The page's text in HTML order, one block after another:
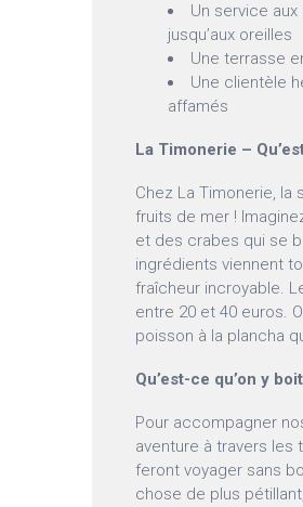
Un service
jusqu’aux oreilles
Une terrasse
Une clientèle
affamés
La Timonerie –
Chez La Timonerie, la
fruits de mer !
et des crabes qui se
ingrédients viennent
fraîcheur incroyable.
entre 20 et 40 euros.
poisson à la plancha
Qu’est-ce qu’on y
Pour accompagner
aventure à travers les
feront voyager sans
chose de plus